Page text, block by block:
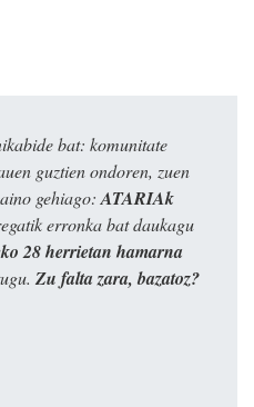
bat: komunitate
guztien ondoren, zuen
gehiago: ATARIAk
erronka bat daukagu
28 herrietan hamarna
Zu falta zara, bazatoz?